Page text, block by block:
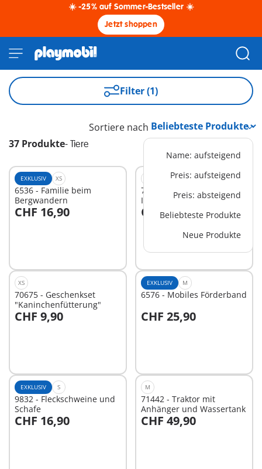
☀️ -25% auf Sommer-Bestseller ☀️
Jetzt shoppen
Filter (1)
37 Produkte- Tiere
Sortiere nach
Name: aufsteigend
Preis: aufsteigend
Preis: absteigend
Beliebteste Produkte
Neue Produkte
EXKLUSIV XS
6536 - Familie beim
Bergwandern
CHF 16,90
In den Warenkorb
71512 - Pflege der
Igelfamilie
CHF 11,90
In den Warenkorb
XS
70675 - Geschenkset
"Kaninchenfütterung"
CHF 9,90
In den Warenkorb
EXKLUSIV M
6576 - Mobiles Förderband
CHF 25,90
In den Warenkorb
EXKLUSIV S
9832 - Fleckschweine und
Schafe
CHF 16,90
In den Warenkorb
M
71442 - Traktor mit
Anhänger und Wassertank
CHF 49,90
In den Warenkorb